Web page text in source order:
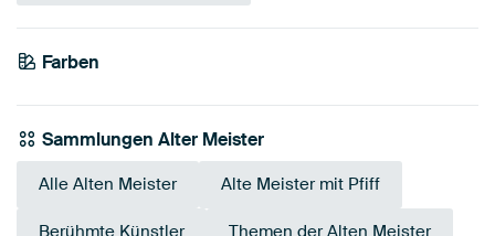
Farben
Beige
Marineblau
Teal
Sammlungen Alter Meister
Alle Alten Meister Alte Meister mit Pfiff
Berühmte Künstler Themen der Alten Meister